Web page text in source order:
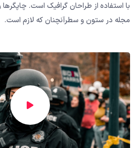
با استفاده از طراحان گرافیک است. چاپگرها
مجله در ستون و سطرآنچنان که لازم است.